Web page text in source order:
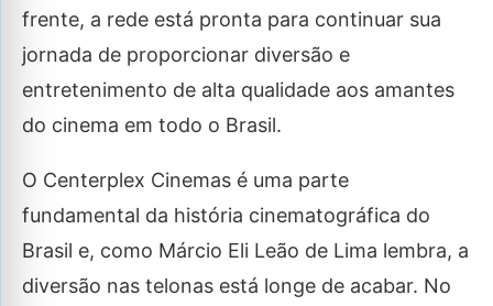
frente, a rede está pronta para continuar sua
jornada de proporcionar diversão e
entretenimento de alta qualidade aos amantes
do cinema em todo o Brasil.
O Centerplex Cinemas é uma parte
fundamental da história cinematográfica do
Brasil e, como Márcio Eli Leão de Lima lembra, a
diversão nas telonas está longe de acabar. No